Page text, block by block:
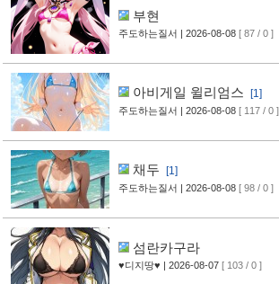
부현
주도하는질서 | 2026-08-08 [ 87 / 0 ]
아비게일 윌리엄스 [1]
주도하는질서 | 2026-08-08 [ 117 / 0 ]
채두 [1]
주도하는질서 | 2026-08-08 [ 98 / 0 ]
섬란카구라
♥디지땅♥ | 2026-08-07 [ 103 / 0 ]